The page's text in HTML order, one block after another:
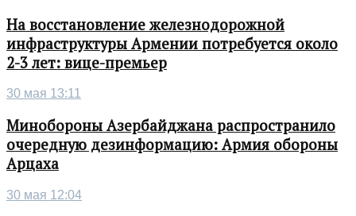
На восстановление железнодорожной
инфраструктуры Армении потребуется около
2-3 лет: вице-премьер
30 мая 13:11
Минобороны Азербайджана распространило
очередную дезинформацию: Армия обороны
Арцаха
30 мая 12:04